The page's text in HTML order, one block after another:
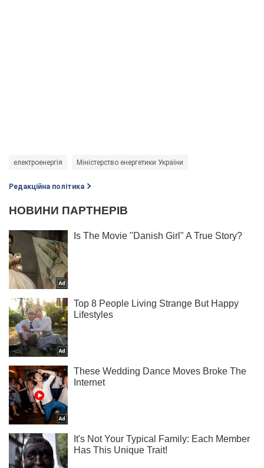
електроенергія Міністерство енергетики України
Редакційна політика